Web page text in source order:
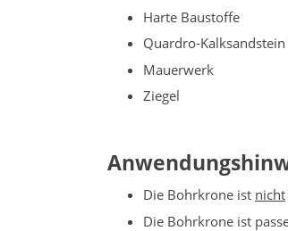
Harte Baustoffe
Quardro-
Mauerwerk
Ziegel
Die Bohrkrone ist nicht
Die Bohrkrone ist